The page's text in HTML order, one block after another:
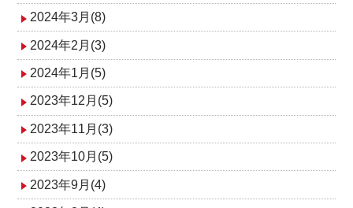
2024年3月(8)
2024年2月(3)
2024年1月(5)
2023年12月(5)
2023年11月(3)
2023年10月(5)
2023年9月(4)